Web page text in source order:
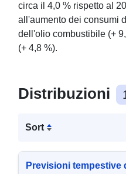
circa il 4,0 % rispetto al
all'aumento dei consumi
dell'olio combustibile (+
(+ 4,8 %).
Distribuzioni
Sort
Previsioni tempestive